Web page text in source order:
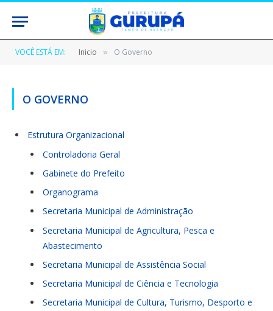
VOCÊ ESTÁ EM: Inicio » O Governo
O GOVERNO
Estrutura Organizacional
Controladoria Geral
Gabinete do Prefeito
Organograma
Secretaria Municipal de Administração
Secretaria Municipal de Agricultura, Pesca e
Abastecimento
Secretaria Municipal de Assistência Social
Secretaria Municipal de Ciência e Tecnologia
Secretaria Municipal de Cultura, Turismo, Desporto e